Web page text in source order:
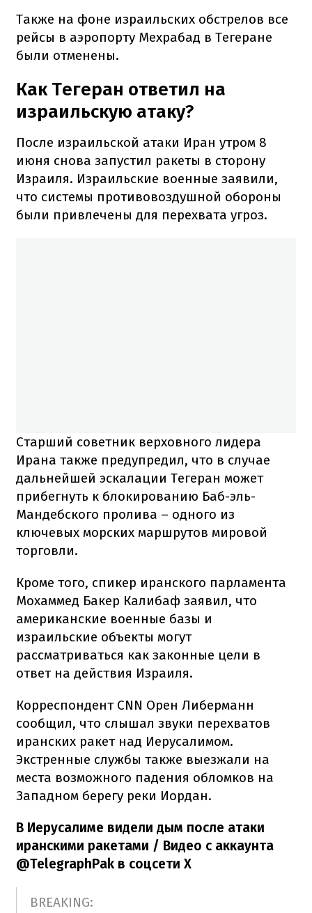
Также на фоне израильских обстрелов все
рейсы в аэропорту Мехрабад в Тегеране
были отменены.
Как Тегеран ответил на
израильскую атаку?
После израильской атаки Иран утром 8
июня снова запустил ракеты в сторону
Израиля. Израильские военные заявили,
что системы противовоздушной обороны
были привлечены для перехвата угроз.
Старший советник верховного лидера
Ирана также предупредил, что в случае
дальнейшей эскалации Тегеран может
прибегнуть к блокированию Баб-эль-
Мандебского пролива – одного из
ключевых морских маршрутов мировой
торговли.
Кроме того, спикер иранского парламента
Мохаммед Бакер Калибаф заявил, что
американские военные базы и
израильские объекты могут
рассматриваться как законные цели в
ответ на действия Израиля.
Корреспондент CNN Орен Либерманн
сообщил, что слышал звуки перехватов
иранских ракет над Иерусалимом.
Экстренные службы также выезжали на
места возможного падения обломков на
Западном берегу реки Иордан.
В Иерусалиме видели дым после атаки
иранскими ракетами / Видео с аккаунта
@TelegraphPak в соцсети Х
BREAKING: